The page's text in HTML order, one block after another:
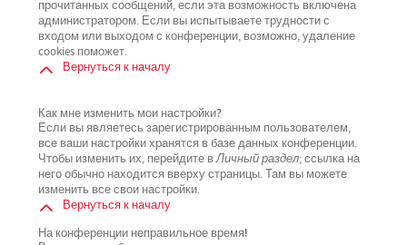
прочитанных сообщений, если эта возможность включена
администратором. Если вы испытываете трудности с
входом или выходом с конференции, возможно, удаление
cookies поможет.
Вернуться к началу
Как мне изменить мои настройки?
Если вы являетесь зарегистрированным пользователем,
все ваши настройки хранятся в базе данных конференции.
Чтобы изменить их, перейдите вЛичный раздел; ссылка на
него обычно находится вверху страницы. Там вы можете
изменить все свои настройки.
Вернуться к началу
На конференции неправильное время!